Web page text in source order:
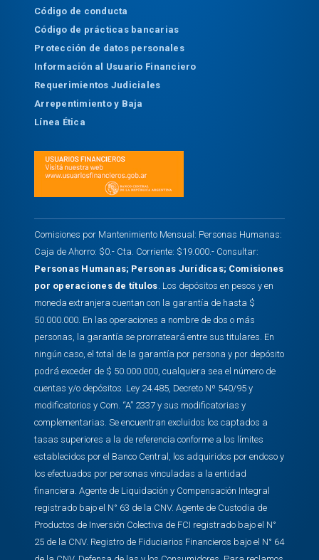
Código de conducta
Código de prácticas bancarias
Protección de datos personales
Información al Usuario Financiero
Requerimientos Judiciales
Arrepentimiento y Baja
Línea Ética
Comisiones por Mantenimiento Mensual: Personas Humanas:
Caja de Ahorro: $0.- Cta. Corriente: $19.000.- Consultar:
Personas Humanas; Personas Jurídicas; Comisiones
por operaciones de títulos . Los depósitos en pesos y en
moneda extranjera cuentan con la garantía de hasta $
50.000.000. En las operaciones a nombre de dos o más
personas, la garantía se prorrateará entre sus titulares. En
ningún caso, el total de la garantía por persona y por depósito
podrá exceder de $ 50.000.000, cualquiera sea el número de
cuentas y/o depósitos. Ley 24.485, Decreto Nº 540/95 y
modificatorios y Com. “A” 2337 y sus modificatorias y
complementarias. Se encuentran excluidos los captados a
tasas superiores a la de referencia conforme a los límites
establecidos por el Banco Central, los adquiridos por endoso y
los efectuados por personas vinculadas a la entidad
financiera. Agente de Liquidación y Compensación Integral
registrado bajo el N° 63 de la CNV. Agente de Custodia de
Productos de Inversión Colectiva de FCI registrado bajo el N°
25 de la CNV. Registro de Fiduciarios Financieros bajo el N° 64